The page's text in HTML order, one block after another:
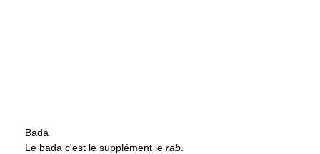
Bada
Le bada c'est le supplément le rab